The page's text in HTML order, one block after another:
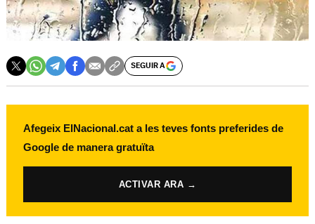
SEGUIR A
Afegeix ElNacional.cat a les teves fonts preferides de
Google de manera gratuïta
ACTIVAR ARA →